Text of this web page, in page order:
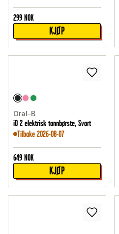
299 NOK
KJØP
Oral-B
iO 2 elektrisk tannbørste, Svart
Tilbake 2026-08-07
649 NOK
KJØP